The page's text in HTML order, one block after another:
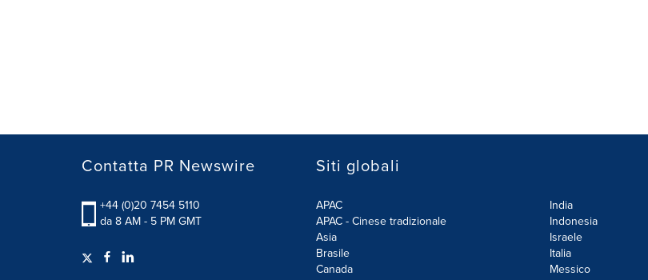
Contatta PR Newswire
+44 (0)20 7454 5110
da 8 AM - 5 PM GMT
Siti globali
APAC
APAC - Cinese tradizionale
Asia
Brasile
Canada
India
Indonesia
Israele
Italia
Messico